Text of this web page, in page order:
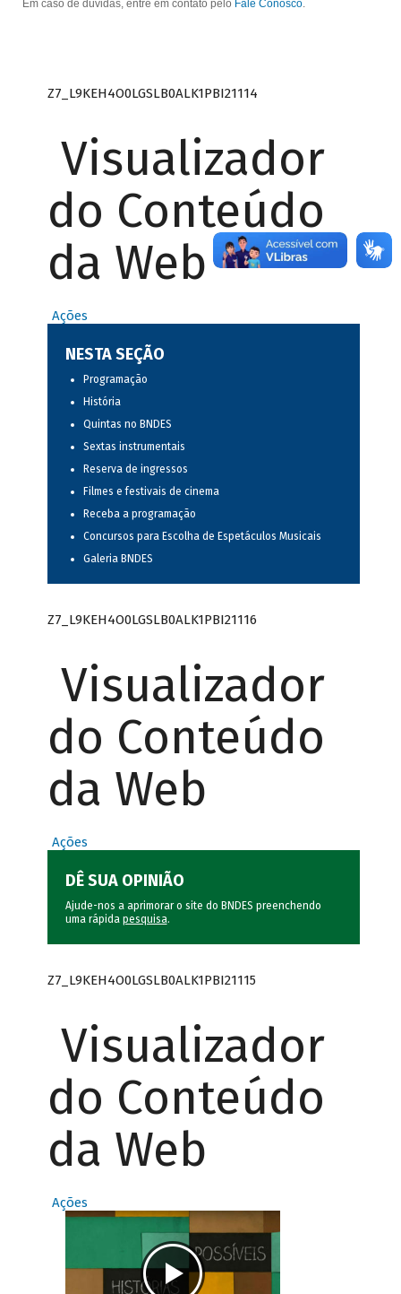
Em caso de dúvidas, entre em contato pelo Fale Conosco.
Z7_L9KEH4O0LGSLB0ALK1PBI21114
Visualizador
do Conteúdo
da Web
Ações
NESTA SEÇÃO
Programação
História
Quintas no BNDES
Sextas instrumentais
Reserva de ingressos
Filmes e festivais de cinema
Receba a programação
Concursos para Escolha de Espetáculos Musicais
Galeria BNDES
Z7_L9KEH4O0LGSLB0ALK1PBI21116
Visualizador
do Conteúdo
da Web
Ações
DÊ SUA OPINIÃO
Ajude-nos a aprimorar o site do BNDES preenchendo
uma rápida pesquisa.
Z7_L9KEH4O0LGSLB0ALK1PBI21115
Visualizador
do Conteúdo
da Web
Ações